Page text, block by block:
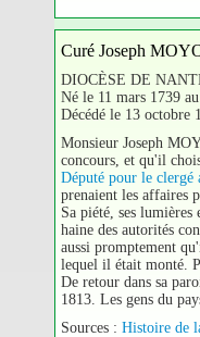
Curé Joseph
DIOCÈSE DE
Né le 11 mars 1739
Décédé le 13 octobre
Monsieur Joseph
concours, et qu'il
Député pour le clergé
prenaient les affaires
Sa piété, ses
haine des autorités
aussi promptement
lequel il était monté.
De retour dans sa
1813. Les gens du
Sources : Histoire de